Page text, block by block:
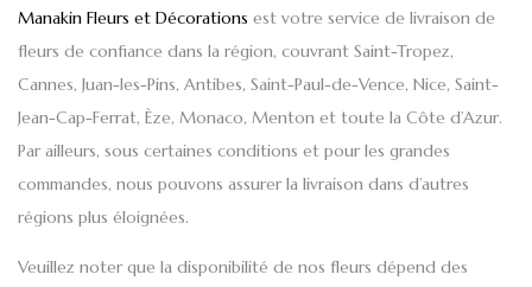
Manakin Fleurs et Décorations est votre service de livraison de
fleurs de confiance dans la région, couvrant Saint-Tropez,
Cannes, Juan-les-Pins, Antibes, Saint-Paul-de-Vence, Nice, Saint-
Jean-Cap-Ferrat, Èze, Monaco, Menton et toute la Côte d’Azur.
Par ailleurs, sous certaines conditions et pour les grandes
commandes, nous pouvons assurer la livraison dans d’autres
régions plus éloignées.
Veuillez noter que la disponibilité de nos fleurs dépend des